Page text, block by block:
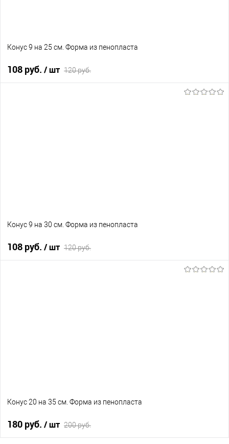
Конус 9 на 25 см. Форма из пенопласта
108 руб. / шт 120 руб.
Конус 9 на 30 см. Форма из пенопласта
108 руб. / шт 120 руб.
Конус 20 на 35 см. Форма из пенопласта
180 руб. / шт 200 руб.